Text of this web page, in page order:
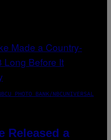
PHOTO BANK/NBCUNIVERSAL
Released a